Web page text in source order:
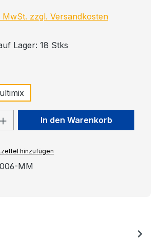
MwSt. zzgl. Versandkosten
Lager: 18 Stks
Anzahl: Gib den
In den Warenkorb
hinzufügen
MM